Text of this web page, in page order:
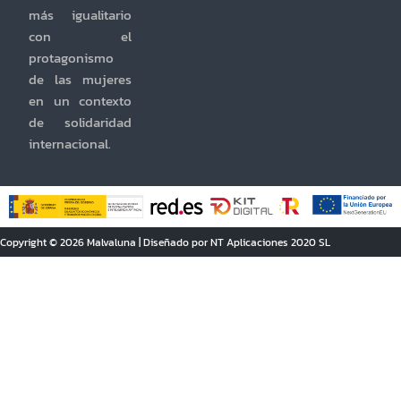
más igualitario
con el
protagonismo
de las mujeres
en un contexto
de solidaridad
internacional.
Copyright © 2026 Malvaluna | Diseñado por NT Aplicaciones 2020 SL